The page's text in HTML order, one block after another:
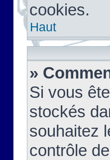
cookies.
Haut
»
Si vous
stockés
souhaitez
contrôle